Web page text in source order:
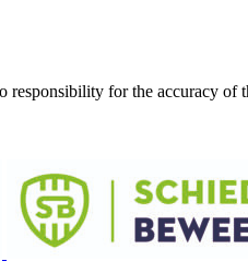
responsibility for the accuracy of